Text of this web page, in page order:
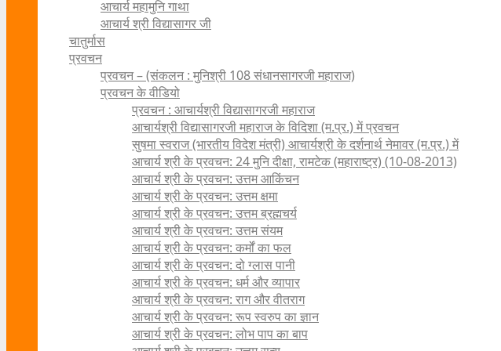
आचार्य महामुनि गाथा
आचार्य श्री विद्यासागर जी
चातुर्मास
प्रवचन
प्रवचन – (संकलन : मुनिश्री 108 संधानसागरजी महाराज)
प्रवचन के वीडियो
प्रवचन : आचार्यश्री ‍विद्यासागरजी महाराज
आचार्यश्री विद्यासागरजी महाराज के विदिशा (म.प्र.) में प्रवचन
सुषमा स्वराज (भारतीय विदेश मंत्री) आचार्यश्री के दर्शनार्थ नेमावर (म.प्र.) में
आचार्य श्री के प्रवचन: 24 मुनि दीक्षा, रामटेक (महाराष्ट्र) (10-08-2013)
आचार्य श्री के प्रवचन: उत्तम आकिंचन
आचार्य श्री के प्रवचन: उत्तम क्षमा
आचार्य श्री के प्रवचन: उत्तम ब्रह्मचर्य
आचार्य श्री के प्रवचन: उत्तम संयम
आचार्य श्री के प्रवचन: कर्मों का फल
आचार्य श्री के प्रवचन: दो ग्लास पानी
आचार्य श्री के प्रवचन: धर्म और व्यापार
आचार्य श्री के प्रवचन: राग और वीतराग
आचार्य श्री के प्रवचन: रूप स्वरुप का ज्ञान
आचार्य श्री के प्रवचन: लोभ पाप का बाप